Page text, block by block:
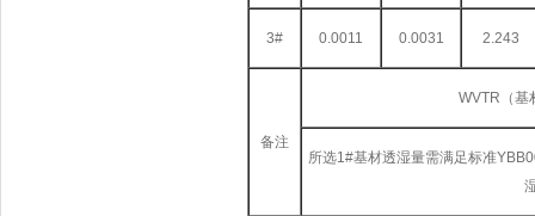
3# 0.0011 0.0031 2.243
备注
WVTR（基
所选1#基材透湿量需满足标准